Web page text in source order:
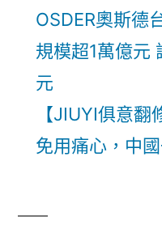
OSDER奧斯德
規模超1萬億元
元
【JIUYI俱意
免用痛心，中